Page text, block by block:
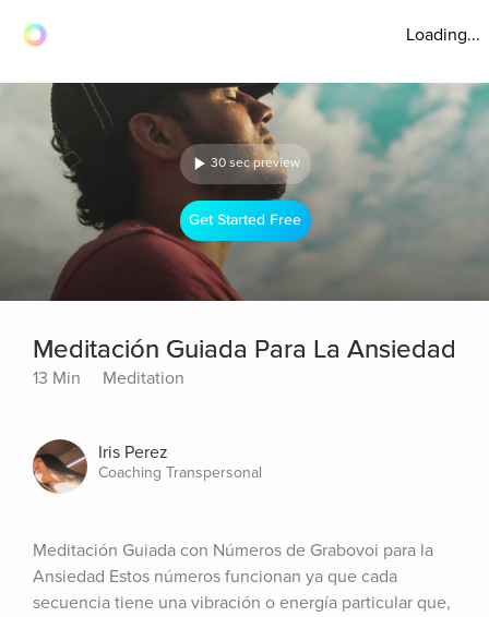
Loading...
30 sec preview
Get Started Free
Meditación Guiada Para La Ansiedad
13 Min Meditation
Iris Perez
Coaching Transpersonal
Meditación Guiada con Números de Grabovoi para la
Ansiedad Estos números funcionan ya que cada
secuencia tiene una vibración o energía particular que,